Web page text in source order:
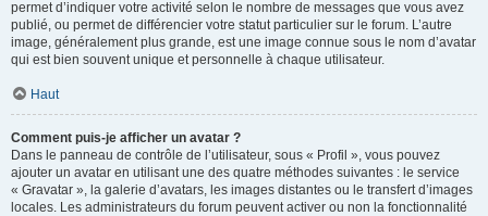
permet d’indiquer votre activité selon le nombre de messages que vous avez
publié, ou permet de différencier votre statut particulier sur le forum. L’autre
image, généralement plus grande, est une image connue sous le nom d’avatar
qui est bien souvent unique et personnelle à chaque utilisateur.
Haut
Comment puis-je afficher un avatar ?
Dans le panneau de contrôle de l’utilisateur, sous « Profil », vous pouvez
ajouter un avatar en utilisant une des quatre méthodes suivantes : le service
« Gravatar », la galerie d’avatars, les images distantes ou le transfert d’images
locales. Les administrateurs du forum peuvent activer ou non la fonctionnalité